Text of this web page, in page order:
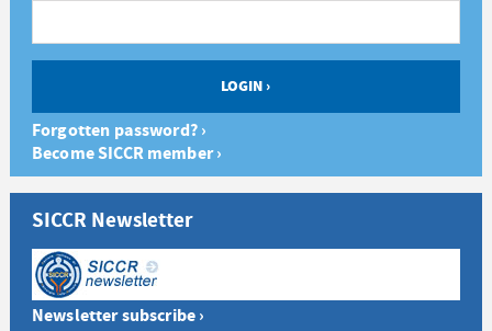
Forgotten password? ›
Become SICCR member ›
SICCR Newsletter
Newsletter subscribe ›